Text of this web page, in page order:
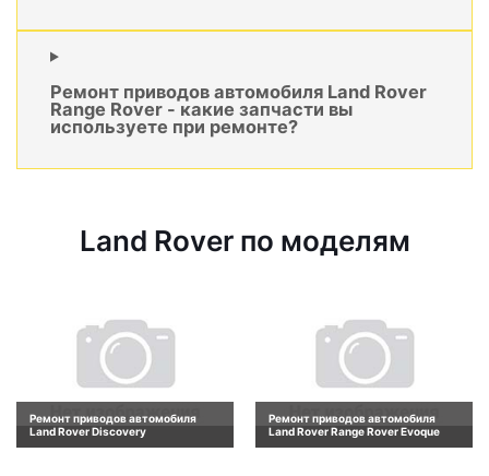
Ремонт приводов автомобиля Land Rover
Range Rover - какие запчасти вы
используете при ремонте?
Land Rover по моделям
Ремонт приводов автомобиля
Land Rover Discovery
Ремонт приводов автомобиля
Land Rover Range Rover Evoque